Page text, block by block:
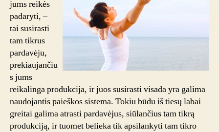
jums reikės
padaryti, –
tai susirasti
tam tikrus
pardavėju,
prekiaujančiu
s jums
reikalinga produkcija, ir juos susirasti visada yra galima
naudojantis paieškos sistema. Tokiu būdu iš tiesų labai
greitai galima atrasti pardavėjus, siūlančius tam tikrą
produkciją, ir tuomet belieka tik apsilankyti tam tikro